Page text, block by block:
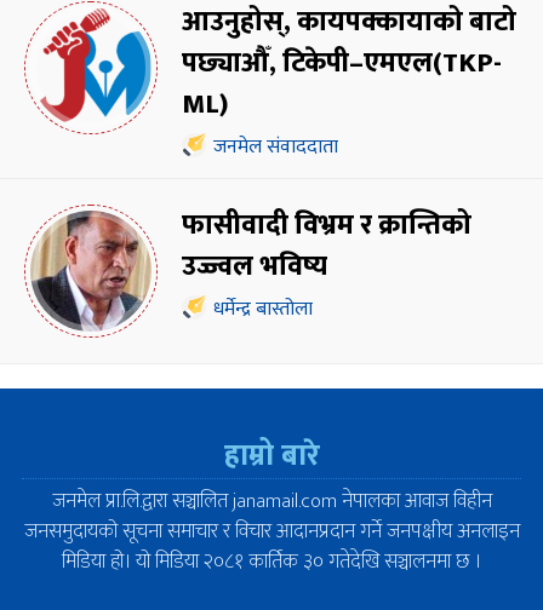
आउनुहोस्, कायपक्कायाको बाटो
पछ्याऔँ, टिकेपी–एमएल(TKP-
ML)
जनमेल संवाददाता
फासीवादी विभ्रम र क्रान्तिको
उज्ज्वल भविष्य
धर्मेन्द्र बास्तोला
हाम्रो बारे
जनमेल प्रा.लि.द्वारा सञ्चालित janamail.com नेपालका आवाज विहीन
जनसमुदायको सूचना समाचार र विचार आदानप्रदान गर्ने जनपक्षीय अनलाइन
मिडिया हो। यो मिडिया २०८१ कार्तिक ३० गतेदेखि सञ्चालनमा छ ।